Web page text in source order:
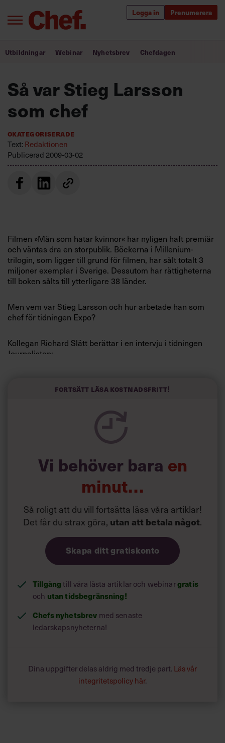
Logga in Prenumerera
Annonsera
Villkor och policy för
personuppgiftsbehandling
Sök
efter:
Bra ledare förändrar världen
Utbildning för ledare
Chefakademin+
Populära utbildningar
Utbildningar Webinar Nyhetsbrev Chefdagen
Så var Stieg Larsson
som chef
Okategoriserade
Text: Redaktionen
Publicerad 2009-03-02
Filmen »Män som hatar kvinnor« har nyligen haft premiär
och väntas dra en storpublik. Böckerna i Millenium-
trilogin, som ligger till grund för filmen, har sålt totalt 3
miljoner exemplar i Sverige. Dessutom har rättigheterna
till boken sålts till ytterligare 38 länder.
Men vem var Stieg Larsson och hur arbetade han som
chef för tidningen Expo?
Kollegan Richard Slätt berättar i en intervju i tidningen
Journalisten:
förtroende, men han skulle inte få jobb på ett stort
och det fick alltid ta den tid det gjorde och kosta vad det
Richard Slätt beskriver också Stieg Larsson som
prestigelös. Han var inte en chef som längtade efter att
göra karriär. Och han stod ogärna i rampljuset.
Fortsätt läsa kostnadsfritt!
Vi behöver bara en
minut…
Så roligt att du vill fortsätta läsa våra artiklar!
Det får du strax göra, utan att betala något.
Skapa ditt gratiskonto
Tillgång till våra låsta artiklar och webinargratis
och utan tidsbegränsning!
Chefs nyhetsbrev med senaste
ledarskapsnyheterna!
Dina uppgifter delas aldrig med tredje part. Läs vår
integritetspolicy här.